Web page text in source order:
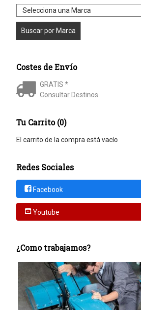
Costes de Envío
GRATIS *
Consultar Destinos
Tu Carrito (0)
El carrito de la compra está vacío
Redes Sociales
Facebook
Youtube
¿Como trabajamos?